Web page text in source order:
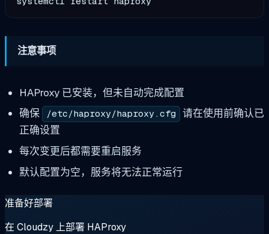
注意事项
HAProxy 已安装，但未自动完成配置
确保
/etc/haproxy/haproxy.cfg 请在使用前确认已
正确设置
每次变更后都需要重启服务
默认配置为空，服务将无法正常运行
准备好部署
在 Cloudzy 上部署 HAProxy